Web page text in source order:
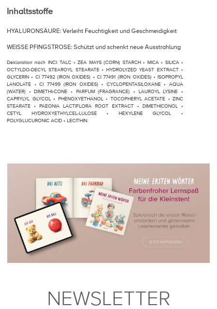
Inhaltsstoffe
HYALURONSÄURE: Verleiht Feuchtigkeit und Geschmeidigkeit
WEISSE PFINGSTROSE: Schützt und schenkt neue Ausstrahlung
Deklaration nach INCI: TALC • ZEA MAYS (CORN) STARCH • MICA • SILICA •
OCTYLDO-DECYL STEAROYL STEARATE • HYDROLYZED YEAST EXTRACT •
GLYCERIN • CI 77492 (IRON OXIDES) • CI 77491 (IRON OXIDES) • ISOPROPYL
LANOLATE • CI 77499 (IRON OXIDES) • CYCLOPENTASILOXANE • AQUA
(WATER) • DIMETHI-CONE • PARFUM (FRAGRANCE) • LAUROYL LYSINE •
CAPRYLYL GLYCOL • PHENOXYETHANOL • TOCOPHERYL ACETATE • ZINC
STEARATE • PAEONIA LACTIFLORA ROOT EXTRACT • DIMETHICONOL •
CETYL HYDROXYETHYLCEL-LULOSE • HEXYLENE GLYCOL •
POLYGLUCURONIC ACID • LECITHIN.
NEWSLETTER